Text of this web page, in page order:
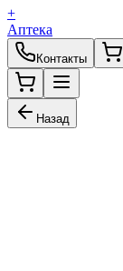
+
Аптека
Контакты
Назад